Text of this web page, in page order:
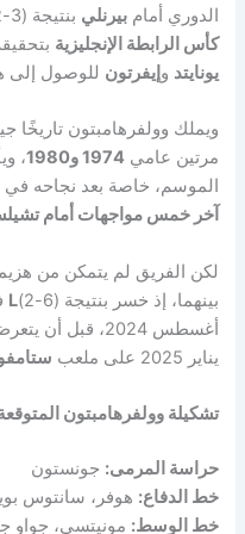
الدوري أمامبيرنلي بنتيجة (3-2)
كأس الرابطة الإنجليزية
يونايتد وإيفرتون للوصول إلى
ويملك وولفرهامبتون تاريخًا
مرتين عامي1974 و1980
،
الموسم، خاصة بعد نجاحه
آخر خمس مواجهات أمام
لكن الفريق لم يتمكن من
بينهما، إذ خسر بنتيجة (6-2)
L
أغسطس 2024، قبل أن يتعرض لهزيمة أخرى بنتيجة (3-1)
يناير 2025 على ملعب
تشكيلة وولفرهامبتون
حراسة المرمى: جونستون
خط الدفاع: هوفر، سانتوس
خط الوسط: مونيتسي، جواو